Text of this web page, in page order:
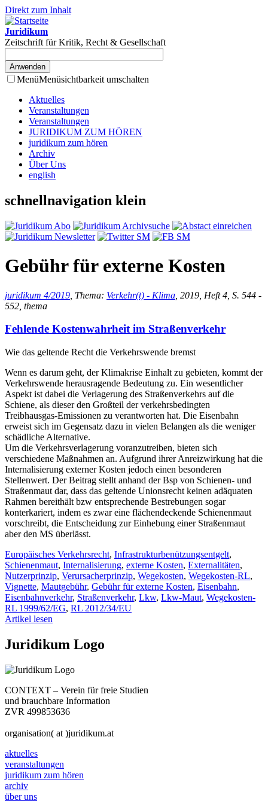
Direkt zum Inhalt
Juridikum
Zeitschrift für Kritik, Recht & Gesellschaft
MenüMenüsichtbarkeit umschalten
Aktuelles
Veranstaltungen
Veranstaltungen
JURIDIKUM ZUM HÖREN
juridikum zum hören
Archiv
Über Uns
english
schnellnavigation klein
Gebühr für externe Kosten
juridikum 4/2019 , Thema: Verkehr(t) - Klima , 2019, Heft 4, S. 544 -
552, thema
Fehlende Kostenwahrheit im Straßenverkehr
Wie das geltende Recht die Verkehrswende bremst
Wenn es darum geht, der Klimakrise Einhalt zu gebieten, kommt der
Verkehrswende herausragende Bedeutung zu. Ein wesentlicher
Aspekt ist dabei die Verlagerung des Straßenverkehrs auf die
Schiene, als dieser den Großteil der verkehrsbedingten
Treibhausgas-Emissionen zu verantworten hat. Die Eisenbahn
erweist sich im Gegensatz dazu in vielen Belangen als die weniger
schädliche Alternative.
Um die Verkehrsverlagerung voranzutreiben, bieten sich
verschiedene Maßnahmen an. Aufgrund ihrer Anreizwirkung hat die
Internalisierung externer Kosten jedoch einen besonderen
Stellenwert. Der Beitrag stellt anhand der Bsp von Schienen- und
Straßenmaut dar, dass das geltende Unionsrecht keinen adäquaten
Rahmen bereithält bzw entsprechende Bestrebungen sogar
konterkariert, indem es zwar eine flächendeckende Schienenmaut
vorschreibt, die Entscheidung zur Einhebung einer Straßenmaut
aber den MS überlässt.
Europäisches Verkehrsrecht, Infrastrukturbenützungsentgelt,
Schienenmaut, Internalisierung, externe Kosten, Externalitäten,
Nutzerprinzip, Verursacherprinzip, Wegekosten, Wegekosten-RL,
Vignette, Mautgebühr, Gebühr für externe Kosten, Eisenbahn,
Eisenbahnverkehr, Straßenverkehr, Lkw, Lkw-Maut, Wegekosten-
RL 1999/62/EG, RL 2012/34/EU
Artikel lesen
Juridikum Logo
CONTEXT – Verein für freie Studien
und brauchbare Information
ZVR 499853636
organisation( at )juridikum.at
aktuelles
veranstaltungen
juridikum zum hören
archiv
über uns